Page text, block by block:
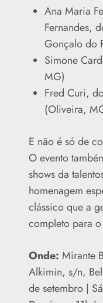
Ana Maria
Fernandes,
Gonçalo do
Simone
MG)
Fred Curi,
(Oliveira,
E não é só de
O evento
shows da
homenagem
clássico que a
completo para
Onde: Mirante
Alkimin, s/n,
de setembro |